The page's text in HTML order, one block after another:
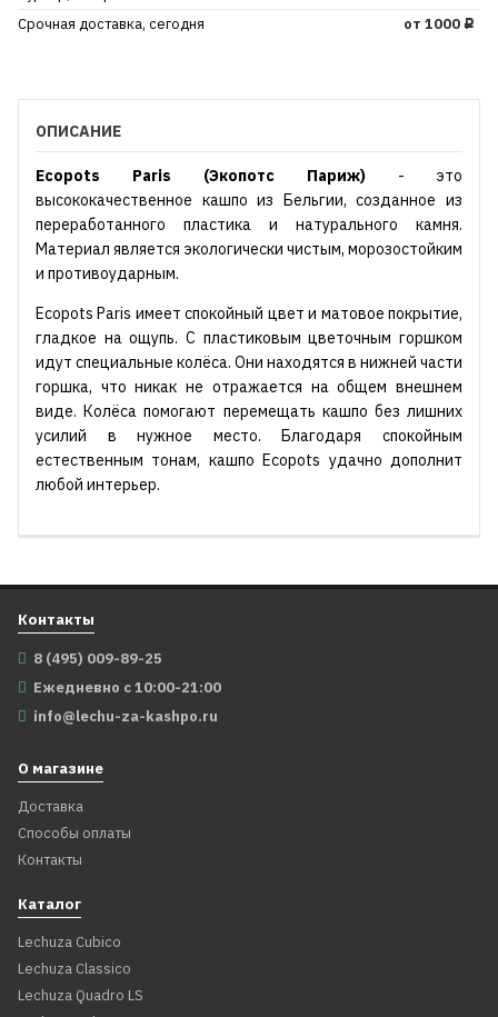
Срочная доставка, сегодня от 1000 Р
ОПИСАНИЕ
Ecopots Paris (Экопотс Париж) - это
высококачественное кашпо из Бельгии, созданное из
переработанного пластика и натурального камня.
Материал является экологически чистым, морозостойким
и противоударным.
Ecopots Paris имеет спокойный цвет и матовое покрытие,
гладкое на ощупь. С пластиковым цветочным горшком
идут специальные колёса. Они находятся в нижней части
горшка, что никак не отражается на общем внешнем
виде. Колёса помогают перемещать кашпо без лишних
усилий в нужное место. Благодаря спокойным
естественным тонам, кашпо Ecopots удачно дополнит
любой интерьер.
Контакты
8 (495) 009-89-25
Ежедневно с 10:00-21:00
info@lechu-za-kashpo.ru
О магазине
Доставка
Способы оплаты
Контакты
Каталог
Lechuza Cubico
Lechuza Classico
Lechuza Quadro LS